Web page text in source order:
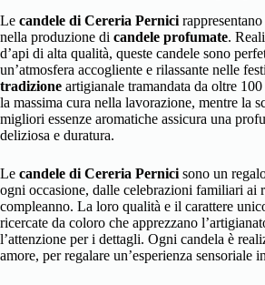
Le candele di Cereria Pernici
nella produzione di candele profumate.
d’api di alta qualità, queste candele sono
un’atmosfera accogliente e rilassante nelle
tradizione artigianale tramandata da oltre
la massima cura nella lavorazione, mentre la
migliori essenze aromatiche assicura una
deliziosa e duratura.
Le candele di Cereria Pernici sono un
ogni occasione, dalle celebrazioni familiari ai
compleanno. La loro qualità e il carattere
ricercate da coloro che apprezzano
l’attenzione per i dettagli. Ogni candela è
amore, per regalare un’esperienza sensoriale